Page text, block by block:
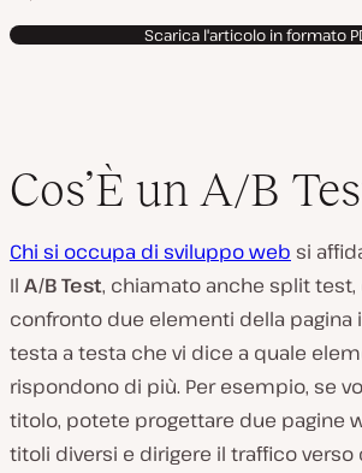
Scarica l'articolo in formato
Cos’È un A/B
Chi si occupa di sviluppo web si
Il A/B Test, chiamato anche split
confronto due elementi della pagina
testa a testa che vi dice a quale
rispondono di più. Per esempio, se
titolo, potete progettare due pagine
titoli diversi e dirigere il traffico verso